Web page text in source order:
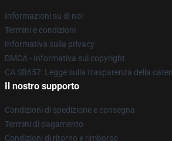
Informazioni su di noi
Termini e condizioni
Informativa sulla privacy
DMCA - Informativa sul copyright
CA SB657: Legge sulla trasparenza della
Il nostro supporto
Condizioni di spedizione e consegna
Termini di pagamento
Condizioni di ritorno e rimborso